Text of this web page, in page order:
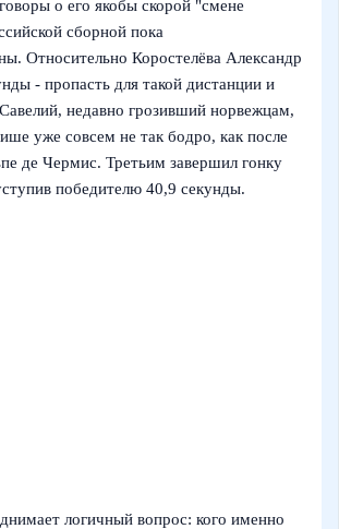
о его якобы скорой "смене
сборной пока
Относительно Коростелёва Александр
- пропасть для такой дистанции и
недавно грозивший норвежцам,
уже совсем не так бодро, как после
де Чермис. Третьим завершил гонку
победителю 40,9 секунды.
логичный вопрос: кого именно